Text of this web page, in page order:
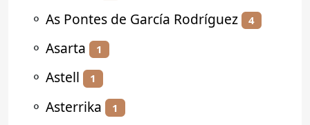
⚬ As Pontes de García Rodríguez 4
⚬ Asarta 1
⚬ Astell 1
⚬ Asterrika 1